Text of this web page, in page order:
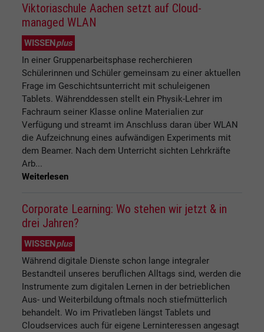
Viktoriaschule Aachen setzt auf Cloud-
managed WLAN
WISSENplus
In einer Gruppenarbeitsphase recherchieren
Schülerinnen und Schüler gemeinsam zu einer aktuellen
Frage im Geschichtsunterricht mit schuleigenen
Tablets. Währenddessen stellt ein Physik-Lehrer im
Fachraum seiner Klasse online Materialien zur
Verfügung und streamt im Anschluss daran über WLAN
die Aufzeichnung eines aufwändigen Experiments mit
dem Beamer. Nach dem Unterricht sichten Lehrkräfte
Arb...
Weiterlesen
Corporate Learning: Wo stehen wir jetzt & in
drei Jahren?
WISSENplus
Während digitale Dienste schon lange integraler
Bestandteil unseres beruflichen Alltags sind, werden die
Instrumente zum digitalen Lernen in der betrieblichen
Aus- und Weiterbildung oftmals noch stiefmütterlich
behandelt. Wo im Privatleben längst Tablets und
Cloudservices auch für eigene Lerninteressen angesagt